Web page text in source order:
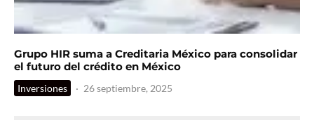
Grupo HIR suma a Creditaria México para consolidar
el futuro del crédito en México
Inversiones · 26 septiembre, 2025